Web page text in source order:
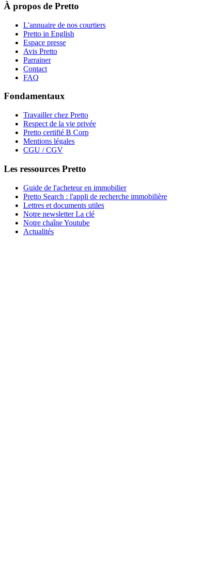
À propos de Pretto
L'annuaire de nos courtiers
Pretto in English
Espace presse
Avis Pretto
Parrainer
Contact
FAQ
Fondamentaux
Travailler chez Pretto
Respect de la vie privée
Pretto certifié B Corp
Mentions légales
CGU / CGV
Les ressources Pretto
Guide de l'acheteur en immobilier
Pretto Search : l'appli de recherche immobilière
Lettres et documents utiles
Notre newsletter La clé
Notre chaîne Youtube
Actualités